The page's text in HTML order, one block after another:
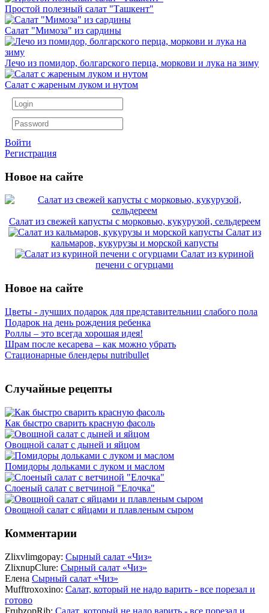
Простой полезный салат "Ташкент"
Салат "Мимоза" из сардины
Лечо из помидор, болгарского перца, моркови и лука на зиму
Салат с жареным луком и нутом
Войти
Регистрация
Новое на сайте
Салат из свежей капусты с морковью, кукурузой, сельдереем
Салат из
кальмаров, кукурузы и морской капусты
Салат из куриной
печени с огурцами
Новое на сайте
Цветы - лучших подарок для представительниц слабого пола
Подарок на день рождения ребенка
Роллы – это всегда хорошая идея!
Шрам после кесарева – как можно убрать
Стационарные блендеры nutribullet
Случайные рецепты
Как быстро сварить красную фасоль
Овощной салат с дыней и яйцом
Помидоры дольками с луком и маслом
Слоеный салат с ветчиной "Елочка"
Овощной салат с яйцами и плавленым сыром
Комментарии
Zlixvlimgopay: Сырный салат «Чиз»
ZlixnupClure: Сырный салат «Чиз»
Елена Сырный салат «Чиз»
Mufftroxoxino: Салат, который не надо варить - все порезал и
готово
FrubzopRib: Салат, который не надо варить - все порезал и